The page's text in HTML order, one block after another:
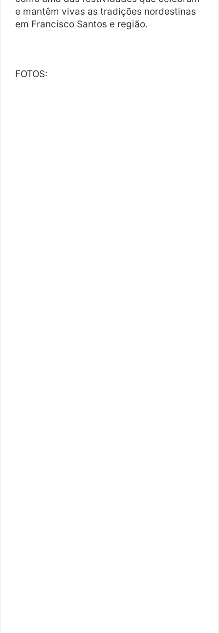
e mantêm vivas as tradições nordestinas
em Francisco Santos e região.
FOTOS: